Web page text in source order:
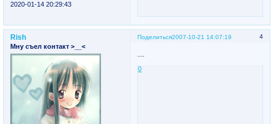
2020-01-14 20:29:43
Поделиться 4
2007-10-21 14:07:19
Rish
Мну съел контакт >__<
....
0